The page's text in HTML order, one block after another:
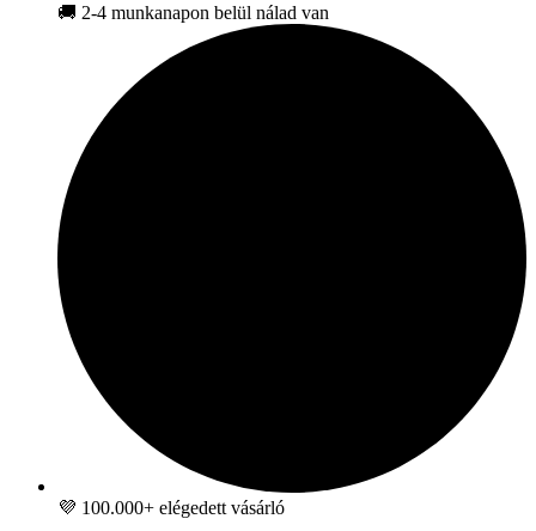
🚚 2-4 munkanapon belül nálad van
💜 100.000+ elégedett vásárló